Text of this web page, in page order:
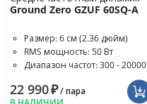
Ground Zero GZUF 60SQ-A
Размер: 6 см (2.36 дюйм)
RMS мощность: 50 Вт
Диапазон частот: 300 - 20000
22 990₽/ пара